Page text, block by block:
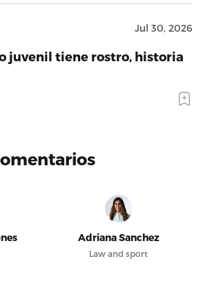
Jul 30, 2026
juvenil tiene rostro, historia
Adriana Sanchez
Law and sport